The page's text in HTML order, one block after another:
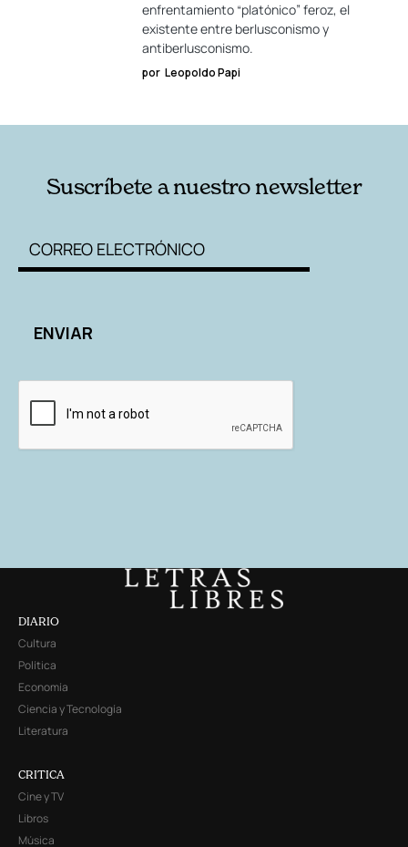
enfrentamiento “platónico” feroz, el
existente entre berlusconismo y
antiberlusconismo.
por Leopoldo Papi
Suscríbete a nuestro newsletter
DIARIO
Cultura
Política
Economía
Ciencia y Tecnología
Literatura
CRITICA
Cine y TV
Libros
Música